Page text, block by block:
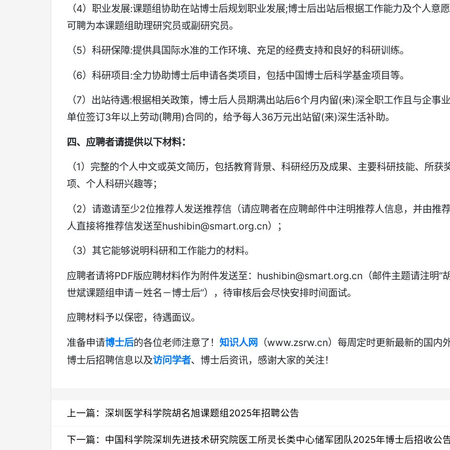
（4）职业发展:课题组协助在站博士后规划职业发展;博士后出站后根据工作能力及个人意愿
可聘为本课题组助理研究员或副研究员。
（5）科研保障:提供具国际水准的工作环境、充足的经费支持和良好的科研训练。
（6）科研项目:全力协助博士后申请各类项目，包括中国博士后科学基金项目等。
（7）出站待遇:根据相关政策，博士后人员期满出站后6个月内留(来)深全职工作且与企事业
单位签订3年以上劳动(聘用)合同的，给予每人36万元出站留(来)深生活补助。
四、应聘者请提供以下材料：
（1）完整的个人中文或英文简历，包括教育背景、科研经历及成果、主要科研技能、所获
项、个人科研兴趣等；
（2）请邀请至少2位推荐人发送推荐信（请应聘者在应聘邮件中注明推荐人信息，并由推
人直接将推荐信发送至hushibin@smart.org.cn）；
（3）其它能够说明科研和工作能力的材料。
应聘者请将PDF版应聘材料作为附件发送至：hushibin@smart.org.cn（邮件主题请注明“
世斌课题组申请－姓名－博士后”），待审核后会尽快安排时间面试。
应聘材料予以保密，待遇面议。
准备申请博士后的各位老师注意了！ 知识人网 （www.zsrw.cn）每周定时更新最新的国内
博士后招聘信息以及访问学者、博士后资讯，感谢大家的关注！
上一篇： 深圳医学科学院胡名旭课题组2025年招聘公告
下一篇： 中国科学院深圳先进技术研究院医工所灵长类中心储军团队2025年博士后招收公